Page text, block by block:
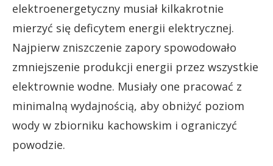
elektroenergetyczny musiał kilkakrotnie
mierzyć się deficytem energii elektrycznej.
Najpierw zniszczenie zapory spowodowało
zmniejszenie produkcji energii przez wszystkie
elektrownie wodne. Musiały one pracować z
minimalną wydajnością, aby obniżyć poziom
wody w zbiorniku kachowskim i ograniczyć
powodzie.